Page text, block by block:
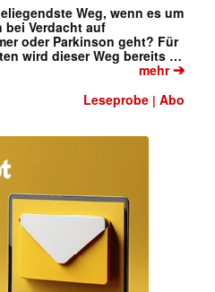
Weg, wenn es um
bei Verdacht auf
oder Parkinson geht? Für
wird dieser Weg bereits …
mehr➔
Leseprobe |Abo